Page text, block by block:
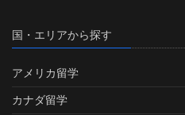
国・エリアから探す
アメリカ留学
カナダ留学